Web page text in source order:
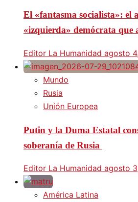
El «fantasma socialista»: el
«izquierda» demócrata
Editor La Humanidad agosto
Mundo
Rusia
Unión Europea
Putin y la Duma Estatal
soberanía de Rusia
Editor La Humanidad agosto
América Latina